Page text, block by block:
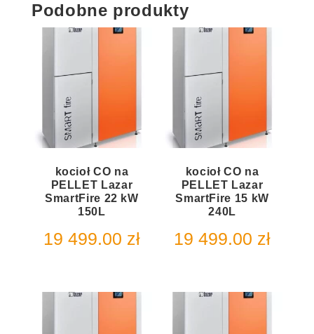
Podobne produkty
kocioł CO na
PELLET Lazar
SmartFire 22 kW
150L
19 499.00 zł
kocioł CO na
PELLET Lazar
SmartFire 15 kW
240L
19 499.00 zł